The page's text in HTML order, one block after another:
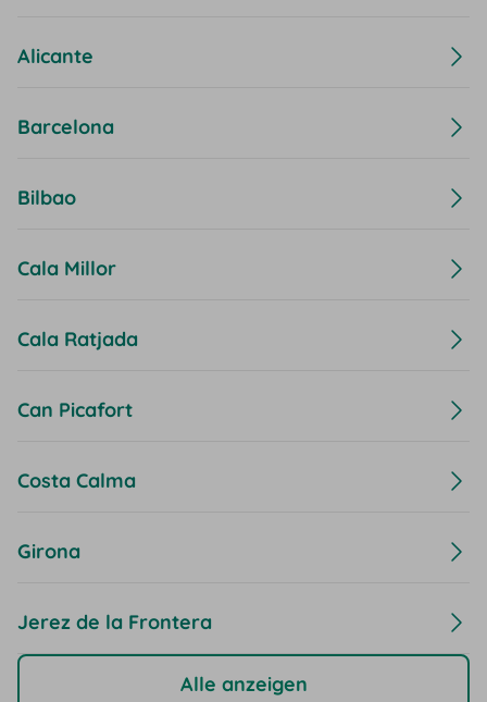
Alicante
Barcelona
Bilbao
Cala Millor
Cala Ratjada
Can Picafort
Costa Calma
Girona
Jerez de la Frontera
Alle anzeigen